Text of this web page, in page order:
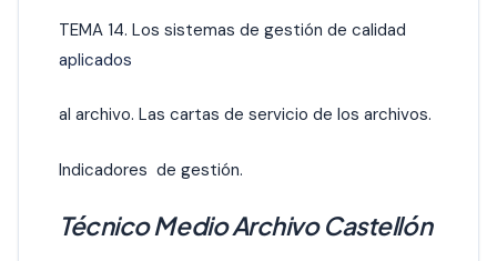
TEMA 14. Los sistemas de gestión de calidad
aplicados
al archivo. Las cartas de servicio de los archivos.
Indicadores de gestión.
Técnico Medio Archivo Castellón